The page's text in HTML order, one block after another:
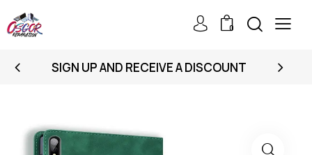
0
SIGN UP AND RECEIVE A DISCOUNT